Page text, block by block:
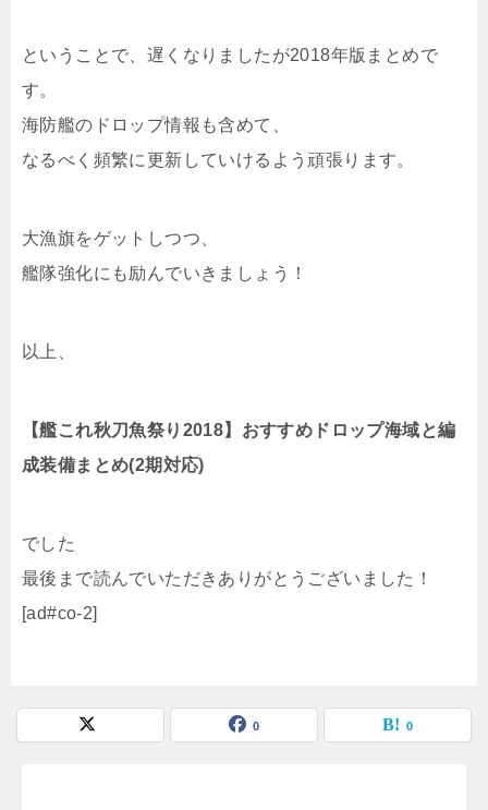
していますよねｗこの時は、重巡枠に利根を...
ということで、遅くなりましたが2018年版まとめで
す。
海防艦のドロップ情報も含めて、
なるべく頻繁に更新していけるよう頑張ります。
大漁旗をゲットしつつ、
艦隊強化にも励んでいきましょう！
以上、
【艦これ秋刀魚祭り2018】おすすめドロップ海域と編
成装備まとめ(2期対応)
でした
最後まで読んでいただきありがとうございました！
[ad#co-2]
0 0